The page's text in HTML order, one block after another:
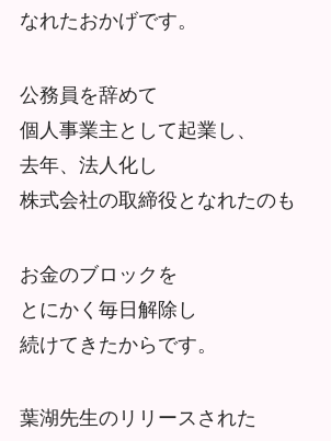
なれたおかげです。
公務員を辞めて
個人事業主として起業し、
去年、法人化し
株式会社の取締役となれたのも
お金のブロックを
とにかく毎日解除し
続けてきたからです。
葉湖先生のリリースされた